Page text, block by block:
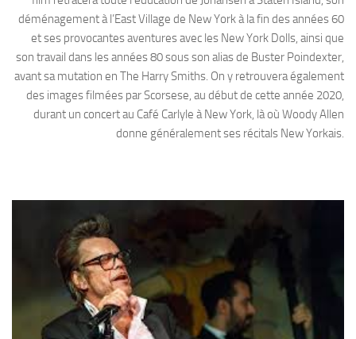
déménagement à l’East Village de New York à la fin des années 60
et ses provocantes aventures avec les New York Dolls, ainsi que
son travail dans les années 80 sous son alias de Buster Poindexter,
avant sa mutation en The Harry Smiths. On y retrouvera également
des images filmées par Scorsese, au début de cette année 2020,
durant un concert au Café Carlyle à New York, là où Woody Allen
donne généralement ses récitals New Yorkais.